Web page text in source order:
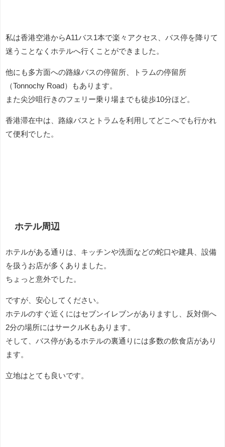
私は香港空港からA11バス1本で楽々アクセス、バス停を降りて
迷うことなくホテルへ行くことができました。
他にも多方面への路線バスの停留所、トラムの停留所
（Tonnochy Road）もあります。
また尖沙咀行きのフェリー乗り場までも徒歩10分ほど。
香港滞在中は、路線バスとトラムを利用してどこへでも行かれ
て便利でした。
ホテル周辺
ホテルがある通りは、キッチンや洗面などの蛇口や建具、設備
を扱うお店が多くありました。
ちょっと意外でした。
ですが、安心してください。
ホテルのすぐ近くにはセブンイレブンがありますし、反対側へ
2分の場所にはサークルKもあります。
そして、バス停があるホテルの裏通りには多数の飲食店があり
ます。
立地はとても良いです。